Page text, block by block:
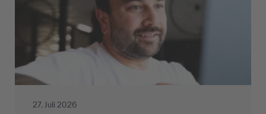
27. Juli 2026